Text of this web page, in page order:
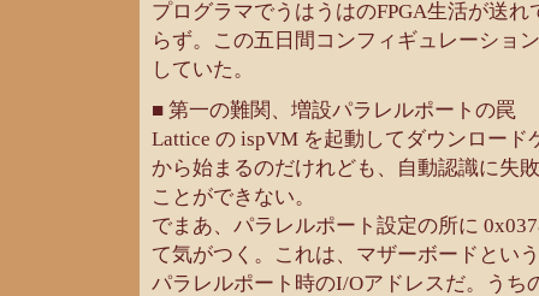
プログラマでうはうはのFPGA生活が送
らず。この五日間コンフィギュレーショ
していた。
■ 第一の難関、増設パラレルポートの罠
Lattice の ispVM を起動してダウンロード
から始まるのだけれども、自動認識に失
ことができない。
でまあ、パラレルポート設定の所に
て気がつく。これは、マザーボードとい
パラレルポート時のI/Oアドレスだ。うち